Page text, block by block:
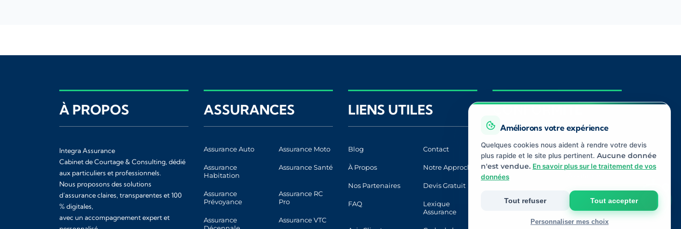
À PROPOS
Integra Assurance
Cabinet de Courtage & Consulting, dédié
aux particuliers et professionnels.
Nous proposons des solutions
d’assurance claires, transparentes et 100
% digitales,
avec un accompagnement expert et
ASSURANCES
Assurance Auto Assurance Moto
Assurance
Habitation
Assurance Santé
Assurance
Prévoyance
Assurance RC
Pro
Assurance
Assurance VTC
LIENS UTILES
Blog Contact
À Propos Notre Approche
Nos Partenaires Devis Gratuit
FAQ
Lexique
Assurance
CONFORMITÉ
Registre ORIAS ACPR
CNIL
Médiateur
Améliorons votre expérience
Quelques cookies nous aident à rendre votre devis
plus rapide et le site plus pertinent. Aucune donnée
n'est vendue. En savoir plus sur le traitement de vos
données
Tout refuser Tout accepter
Personnaliser mes choix